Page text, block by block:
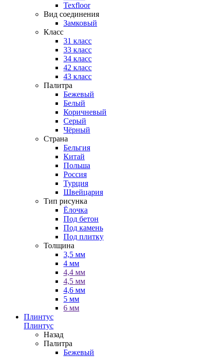
Texfloor
Вид соединения
Замковый
Класс
31 класс
33 класс
34 класс
42 класс
43 класс
Палитра
Бежевый
Белый
Коричневый
Серый
Чёрный
Страна
Бельгия
Китай
Польша
Россия
Турция
Швейцария
Тип рисунка
Ёлочка
Под бетон
Под камень
Под плитку
Толщина
3,5 мм
4 мм
4,4 мм
4,5 мм
4,6 мм
5 мм
6 мм
Плинтус
Плинтус
Назад
Палитра
Бежевый